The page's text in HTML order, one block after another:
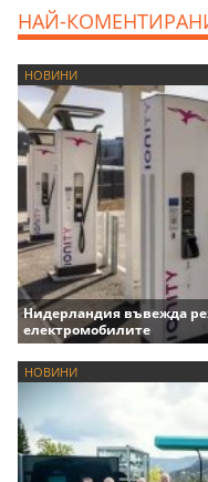
НАЙ-
НОВИНИ
Нидерландия въвежда
електромобилите
НОВИНИ